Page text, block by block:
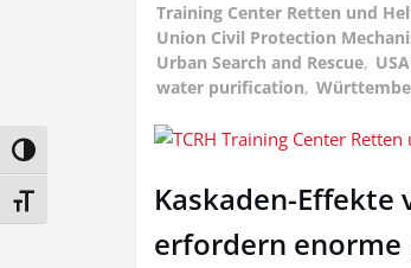
Umschalten auf hohe Kontraste
Schrift vergrößern
Training Center Retten und
Union Civil Protection
Urban Search and Rescue,
water purification,
Kaskaden-Effekte
erfordern enorme